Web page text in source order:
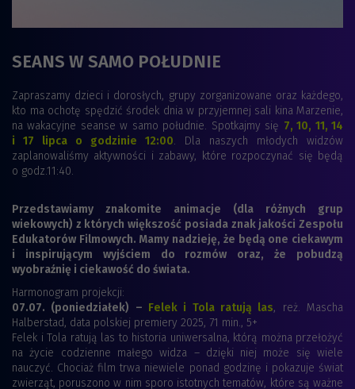
SEANS W SAMO POŁUDNIE
Zapraszamy dzieci i dorosłych, grupy zorganizowane oraz każdego,
kto ma ochotę spędzić środek dnia w przyjemnej sali kina Marzenie,
na wakacyjne seanse w samo południe. Spotkajmy się 7, 10, 11, 14
i 17 lipca o godzinie 12:00. Dla naszych młodych widzów
zaplanowaliśmy aktywności i zabawy, które rozpoczynać się będą
o godz.11:40.
Przedstawiamy znakomite animacje (dla różnych grup
wiekowych) z których większość posiada znak jakości Zespołu
Edukatorów Filmowych. Mamy nadzieję, że będą one ciekawym
i inspirującym wyjściem do rozmów oraz, że pobudzą
wyobraźnię i ciekawość do świata.
Harmonogram projekcji:
07.07. (poniedziałek) – Felek i Tola ratują las, reż. Mascha
Halberstad, data polskiej premiery 2025, 71 min., 5+
Felek i Tola ratują las to historia uniwersalna, którą można przełożyć
na życie codzienne małego widza – dzięki niej może się wiele
nauczyć. Chociaż film trwa niewiele ponad godzinę i pokazuje świat
zwierząt, poruszono w nim sporo istotnych tematów, które są ważne